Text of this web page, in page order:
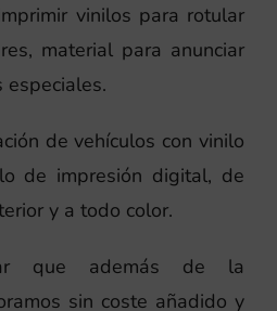
vinilos para rotular
material para anunciar
especiales.
de vehículos con vinilo
de impresión digital, de
y a todo color.
que además de la
sin coste añadido y